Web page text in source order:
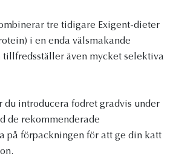
tre tidigare Exigent-dieter
i en enda välsmakande
tillfredsställer även mycket selektiva
du introducera fodret gradvis under
de rekommenderade
på förpackningen för att ge din katt